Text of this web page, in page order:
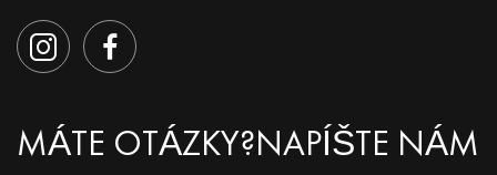
MÁTE OTÁZKY? NAPÍŠTE NÁM